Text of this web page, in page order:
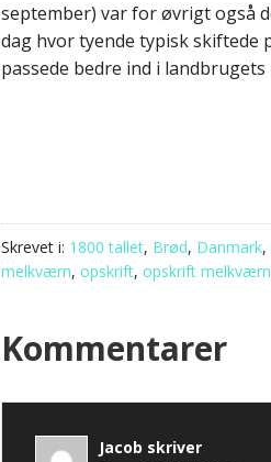
september) var for øvrigt også
dag hvor tyende typisk skiftede
passede bedre ind i landbrugets
Skrevet i: 1800 tallet, Brød, Danmark,
melkværn, opskrift, opskrift melkværn
Kommentarer
Jacob skriver